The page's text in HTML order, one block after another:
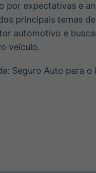
por expectativas e
principais temas
automotivo e
veículo.
Seguro Auto para o